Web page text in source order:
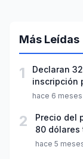
Más Leídas
1
Declaran
inscripción
hace 6 meses
2
Precio del
80 dólares
hace 5